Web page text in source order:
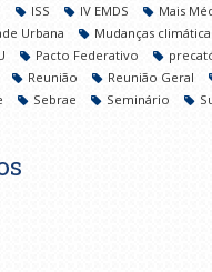
ISS IV EMDS Mais
Urbana Mudanças
Pacto Federativo
Reunião Reunião Geral
Sebrae Seminário